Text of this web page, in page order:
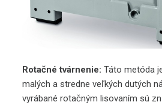
Rotačné tvárnenie: Táto metóda
malých a stredne veľkých dutých
vyrábané rotačným lisovaním sú